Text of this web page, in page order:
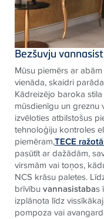
Bezšuvju
Mūsu piemērs ar
vienāda, skaidri
Kādreizējo baroka
mūsdienīgu un greznu
izvēloties atbilstošus
tehnoloģiju kontroles
piemēram,TECE
pasūtīt ar dažādām,
virsmām vai toņos,
NCS krāsu paletes.
brīvībuvannasistabas
izplānota līdz
pompoza vai